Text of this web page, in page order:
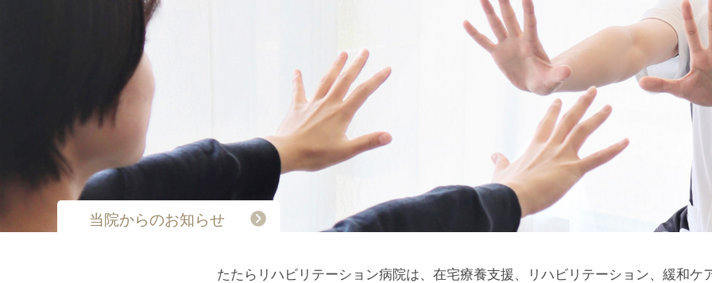
当院からのお知らせ
たたらリハビリテーション病院は、在宅療養支援、リハビリテーション、緩和ケ